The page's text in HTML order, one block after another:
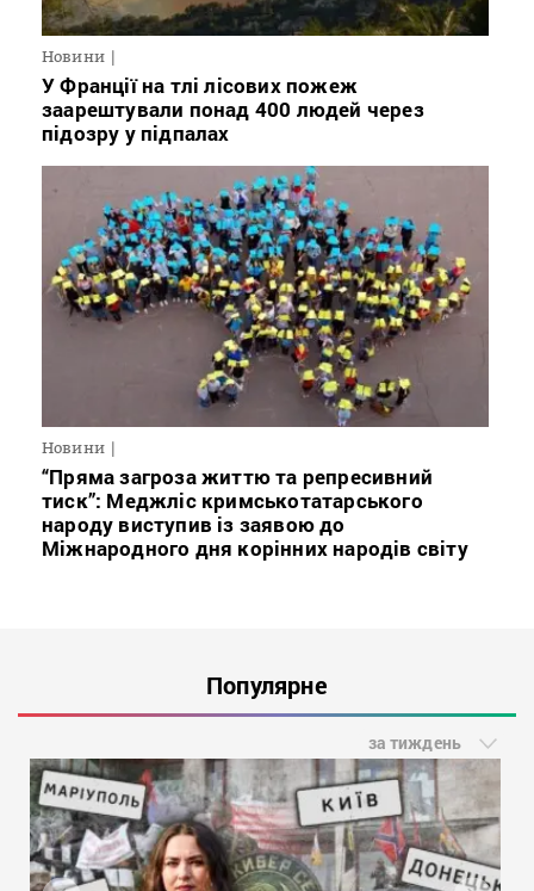
Новини
У Франції на тлі лісових пожеж
заарештували понад 400 людей через
підозру у підпалах
Новини
“Пряма загроза життю та репресивний
тиск”: Меджліс кримськотатарського
народу виступив із заявою до
Міжнародного дня корінних народів світу
Популярне
за тиждень